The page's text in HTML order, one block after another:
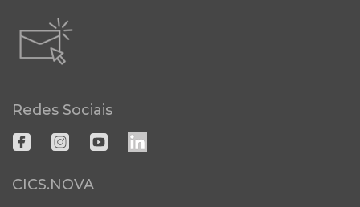
Redes Sociais
CICS.NOVA